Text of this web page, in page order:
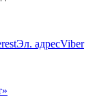
Эл. адресViber